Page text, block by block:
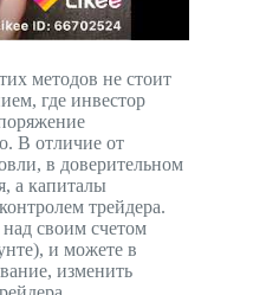
методов не стоит
где инвестор
В отличие от
в доверительном
а капиталы
трейдера.
своим счетом
и можете в
изменить